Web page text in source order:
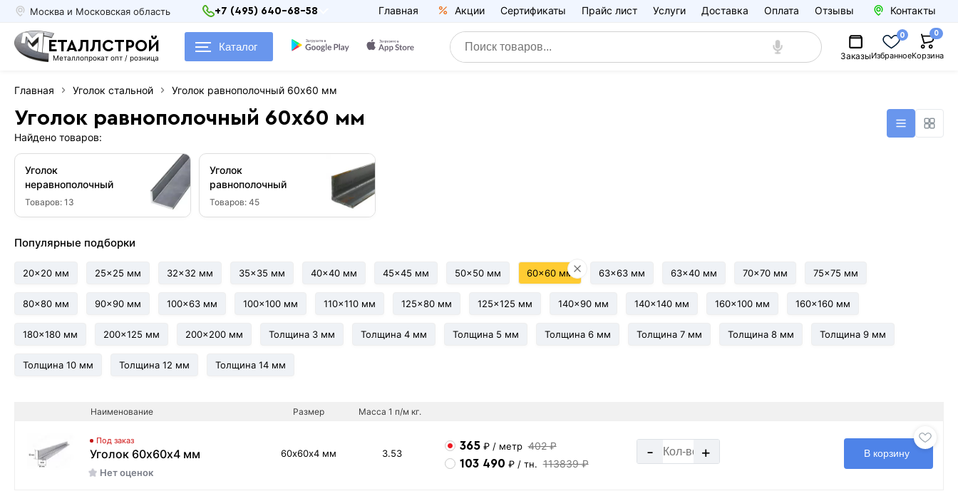
Москва и Московская область +7 (495) 640-68-58 Главная Акции Сертификаты Прайс лист Услуги Доставка Оплата Отзывы Контакты
ЕТАЛЛСТРОЙ
Металлопрокат опт / розница
Каталог
ЗаказыИзбранное
0
Корзина
0
Главная Уголок стальной Уголок равнополочный 60x60 мм
Уголок равнополочный 60x60 мм
Найдено товаров:
Уголок
неравнополочный
Товаров:13
Уголок
равнополочный
Товаров: 45
Популярные подборки
20x20 мм 25x25 мм 32x32 мм 35x35 мм 40x40 мм 45x45 мм 50x50 мм 60x60 мм 63x63 мм 63x40 мм 70x70 мм 75x75 мм
80x80 мм 90x90 мм 100x63 мм 100x100 мм 110x110 мм 125x80 мм 125x125 мм 140x90 мм 140x140 мм 160x100 мм 160x160 мм
180x180 мм 200x125 мм 200x200 мм Толщина 3 мм Толщина 4 мм Толщина 5 мм Толщина 6 мм Толщина 7 мм Толщина 8 мм Толщина 9 мм
Толщина 10 мм Толщина 12 мм Толщина 14 мм
Наименование Размер Масса 1 п/м кг.
Под заказ
Уголок 60х60х4 мм
Нет оценок
60х60х4 мм 3.53
365 ₽ / метр 402 ₽
103 490 ₽ / тн. 113839 ₽
- + В корзину